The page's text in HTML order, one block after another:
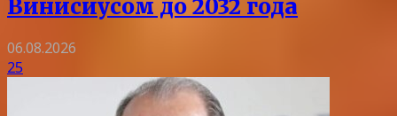
Винисиусом до 2032 года
06.08.2026
25